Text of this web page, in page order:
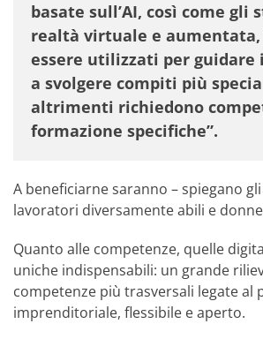
basate sull’AI, così come gli
realtà virtuale e aumentata,
essere utilizzati per guidare
a svolgere compiti più
altrimenti richiedono
formazione specifiche”.
A beneficiarne saranno – spiegano
lavoratori diversamente abili e
Quanto alle competenze, quelle
uniche indispensabili: un grande
competenze più trasversali legate al
imprenditoriale, flessibile e aperto.